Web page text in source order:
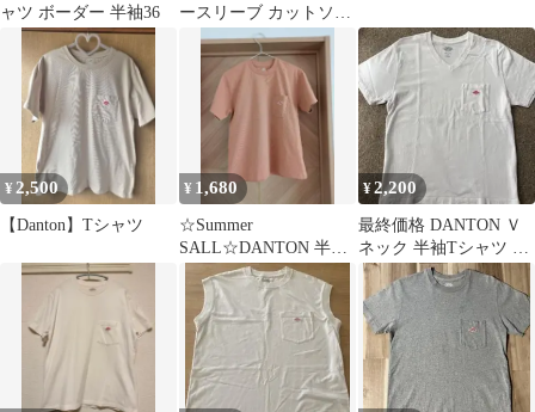
ャツ ボーダー 半袖36
ースリーブ カットソー
黒36
¥ 2,500
【Danton】Tシャツ
¥ 1,680
☆Summer
SALL☆DANTON 半袖
ポケットTシャツ ピン
ク XS
¥2,200
最終価格 DANTON Ｖ
ネック 半袖Tシャツ 白
サイズ36